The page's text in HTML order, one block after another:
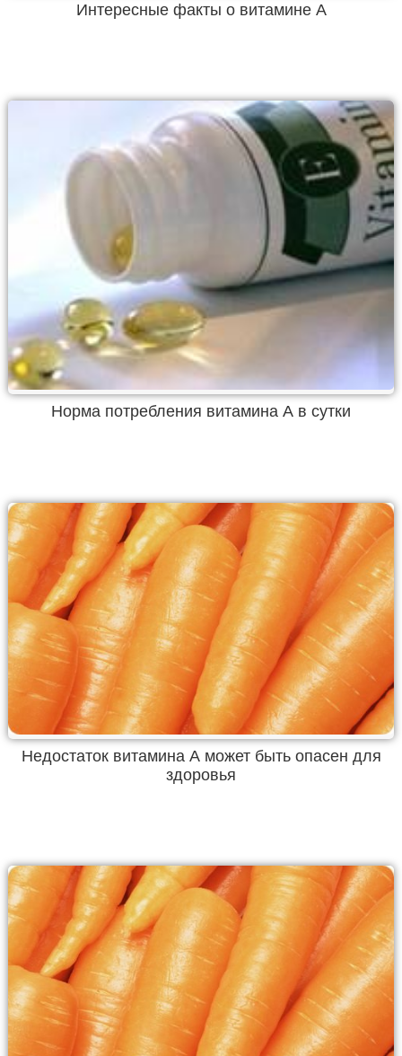
Интересные факты о витамине А
Норма потребления витамина А в сутки
Недостаток витамина А может быть опасен для
здоровья